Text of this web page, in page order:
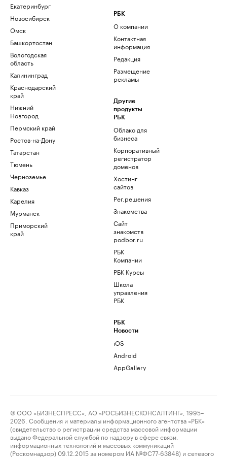
Екатеринбург
Новосибирск
Омск
Башкортостан
Вологодская
область
Калининград
Краснодарский
край
Нижний
Новгород
Пермский край
Ростов-на-Дону
Татарстан
Тюмень
Черноземье
Кавказ
Карелия
Мурманск
Приморский
край
РБК
О компании
Контактная
информация
Редакция
Размещение
рекламы
Другие
продукты
РБК
Облако для
бизнеса
Корпоративный
регистратор
доменов
Хостинг
сайтов
Рег.решения
Знакомства
Сайт
знакомств
podbor.ru
РБК
Компании
РБК Курсы
Школа
управления
РБК
РБК
Новости
iOS
Android
AppGallery
© ООО «БИЗНЕСПРЕСС», АО «РОСБИЗНЕСКОНСАЛТИНГ», 1995–
2026. Сообщения и материалы информационного агентства «РБК»
(свидетельство о регистрации средства массовой информации
выдано Федеральной службой по надзору в сфере связи,
информационных технологий и массовых коммуникаций
(Роскомнадзор) 09.12.2015 за номером ИА №ФС77-63848) и сетевого